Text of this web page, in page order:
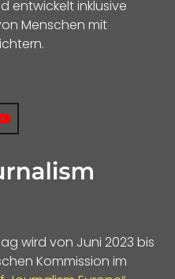
entwickelt inklusive
Menschen mit
wird von Juni 2023 bis
Kommission im